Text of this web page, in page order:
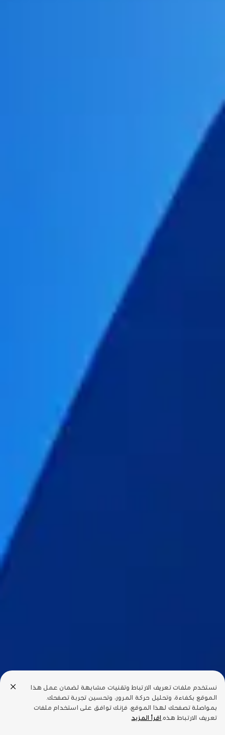
نستخدم ملفات تعريف الارتباط وتقنيات مشابهة لضمان عمل هذا
الموقع بكفاءة، وتحليل حركة المرور، وتحسين تجربة تصفحك.
بمواصلة تصفحك لهذا الموقع، فإنك توافق على استخدام ملفات
تعريف الارتباط هذه.
اقرأ المزيد